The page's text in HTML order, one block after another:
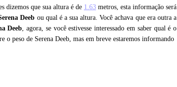
dizemos que sua altura é de 1.63 metros, esta informação será
Deeb ou qual é a sua altura. Você achava que era outra a
Deeb, agora, se você estivesse interessado em saber qual é o
o peso de Serena Deeb, mas em breve estaremos informando